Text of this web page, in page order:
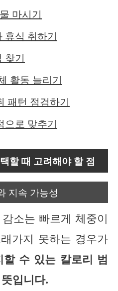
마시기
휴식 취하기
찾기
활동 늘리기
패턴 점검하기
으로 맞추기
할 때 고려해야 할 점
지속 가능성
소는 빠르게 체중이
가지 못하는 경우가
할 수 있는 칼로리 범
입니다.